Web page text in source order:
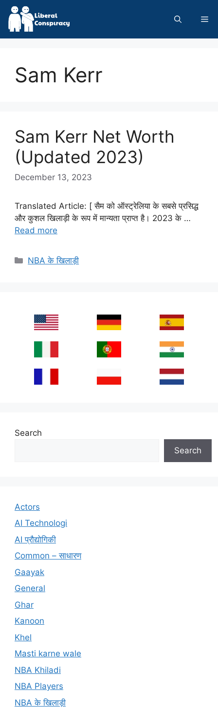
Skip
content
Sam Kerr
Sam Kerr Net Worth
(Updated 2023)
December 13, 2023
Translated Article: [ सैम को ऑस्ट्रेलिया के सबसे प्रसिद्ध
और कुशल खिलाड़ी के रूप में मान्यता प्राप्त है। 2023 के …
Read more
Categories
NBA के खिलाड़ी
Search
Search
Actors
AI Technologi
AI प्रौद्योगिकी
Common – साधारण
Gaayak
General
Ghar
Kanoon
Khel
Masti karne wale
NBA Khiladi
NBA Players
NBA के खिलाड़ी